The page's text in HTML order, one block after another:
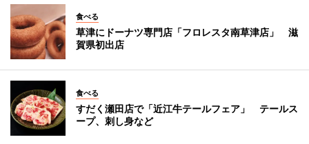
食べる
草津にドーナツ専門店「フロレスタ南草津店」 滋
賀県初出店
食べる
すだく瀬田店で「近江牛テールフェア」 テールス
ープ、刺し身など